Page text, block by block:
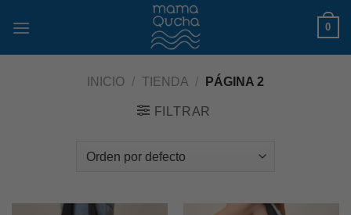
0
INICIO / TIENDA / PÁGINA 2
FILTRAR